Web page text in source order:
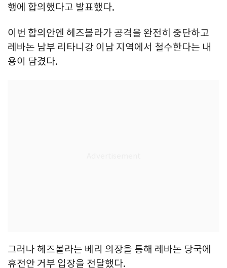
행에 합의했다고 발표했다.
이번 합의안엔 헤즈볼라가 공격을 완전히 중단하고
레바논 남부 리타니강 이남 지역에서 철수한다는 내
용이 담겼다.
그러나 헤즈볼라는 베리 의장을 통해 레바논 당국에
휴전안 거부 입장을 전달했다.